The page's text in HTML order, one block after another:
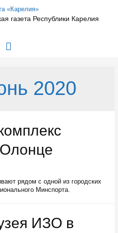
газета Республики Карелия
Главное
2020
рядом с одной из городских
Минспорта.
ИЗО в